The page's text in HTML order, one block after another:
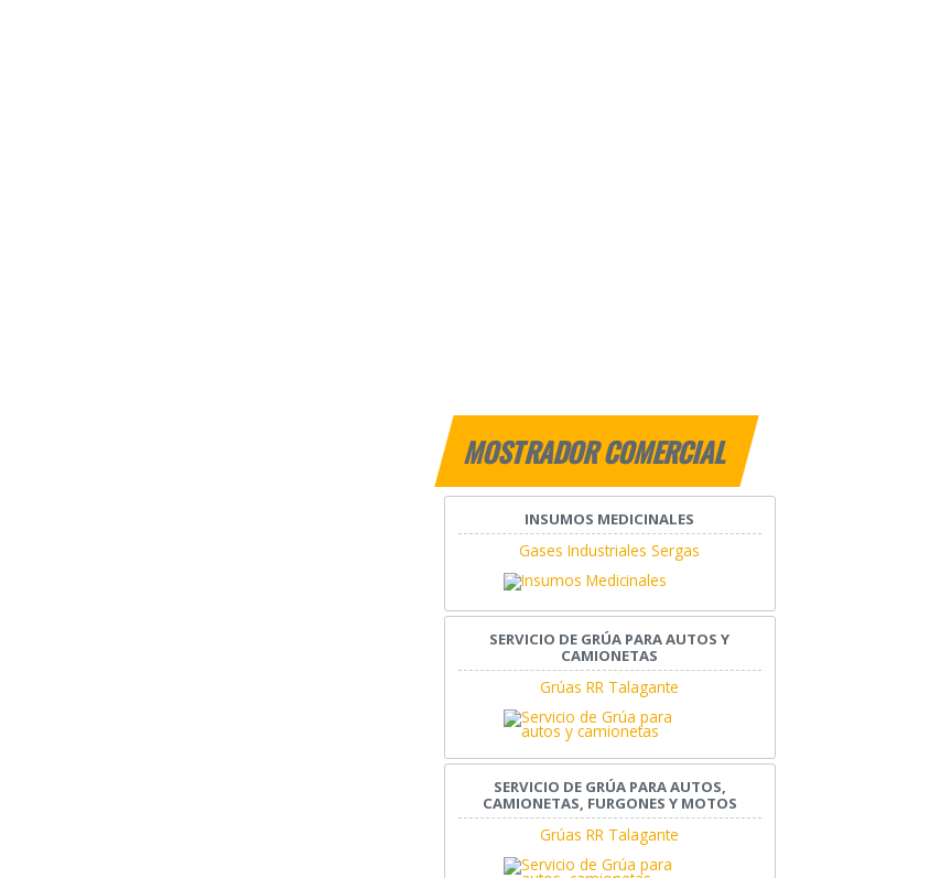
MOSTRADOR COMERCIAL
INSUMOS MEDICINALES
Gases Industriales Sergas
SERVICIO DE GRÚA PARA AUTOS Y
CAMIONETAS
Grúas RR Talagante
SERVICIO DE GRÚA PARA AUTOS,
CAMIONETAS, FURGONES Y MOTOS
Grúas RR Talagante